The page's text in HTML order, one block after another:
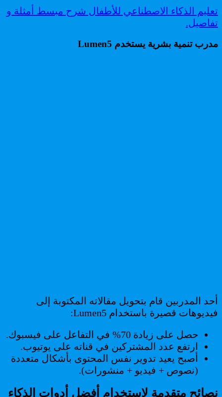
تعليم الذكاء الاصطناعي للأطفال شرح مبسط أمثلة و
تفاصيل.
مدرب تنمية بشرية يستخدم Lumen5
أحد المدربين قام بتحويل مقالاته المكتوبة إلى
فيديوهات قصيرة باستخدام Lumen5:
حصل على زيادة 70% في التفاعل على فيسبوك.
ارتفع عدد المشتركين في قناته على يوتيوب.
أصبح يعيد تدوير نفس المحتوى بأشكال متعددة
(نصوص + فيديو + منشورات).
نصائح متقدمة لاستخدام أفضل أدوات الذكاء